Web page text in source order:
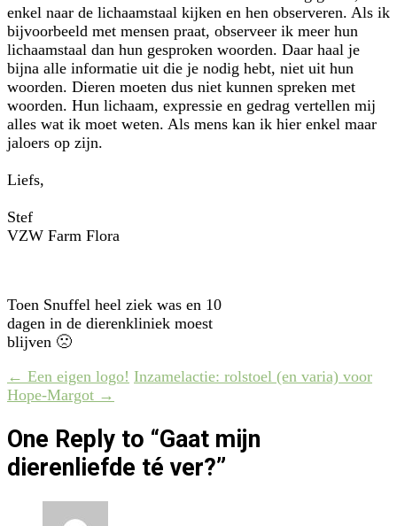
enkel naar de lichaamstaal kijken en hen observeren. Als ik
bijvoorbeeld met mensen praat, observeer ik meer hun
lichaamstaal dan hun gesproken woorden. Daar haal je
bijna alle informatie uit die je nodig hebt, niet uit hun
woorden. Dieren moeten dus niet kunnen spreken met
woorden. Hun lichaam, expressie en gedrag vertellen mij
alles wat ik moet weten. Als mens kan ik hier enkel maar
jaloers op zijn.
Liefs,
Stef
VZW Farm Flora
Toen Snuffel heel ziek was en 10
dagen in de dierenkliniek moest
blijven 🙁
Post
navigation
← Een eigen logo! Inzamelactie: rolstoel (en varia) voor
Hope-Margot →
One Reply to “Gaat mijn
dierenliefde té ver?”